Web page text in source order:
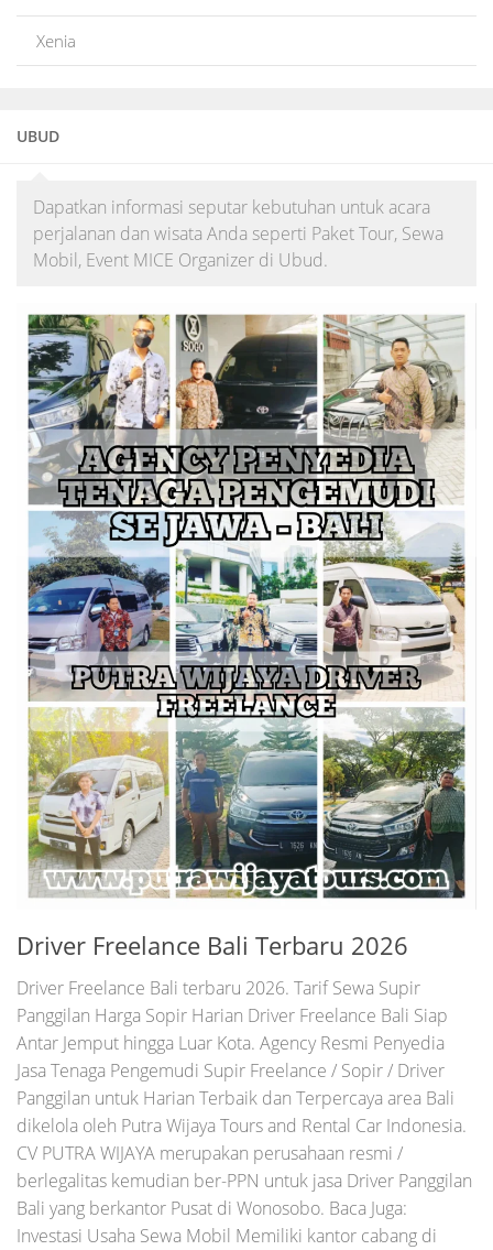
UBUD
Dapatkan informasi seputar kebutuhan untuk acara
perjalanan dan wisata Anda seperti Paket Tour, Sewa
Mobil, Event MICE Organizer di Ubud.
Driver Freelance Bali Terbaru 2026
Driver Freelance Bali terbaru 2026. Tarif Sewa Supir
Panggilan Harga Sopir Harian Driver Freelance Bali Siap
Antar Jemput hingga Luar Kota. Agency Resmi Penyedia
Jasa Tenaga Pengemudi Supir Freelance / Sopir / Driver
Panggilan untuk Harian Terbaik dan Terpercaya area Bali
dikelola oleh Putra Wijaya Tours and Rental Car Indonesia.
CV PUTRA WIJAYA merupakan perusahaan resmi /
berlegalitas kemudian ber-PPN untuk jasa Driver Panggilan
Bali yang berkantor Pusat di Wonosobo. Baca Juga:
Investasi Usaha Sewa Mobil Memiliki kantor cabang di
Xenia